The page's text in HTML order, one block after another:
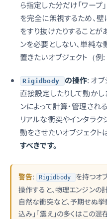
ら指定した分だけ「ワープ
を完全に無視するため、壁
をすり抜けたりすることが
ンを必要としない、単純
置きたいオブジェクト（例
Rigidbody の操作: オブ
直接設定したりして動か
ンによって計算・管理され
リアルな衝突やインタラク
動をさせたいオブジェクト
すべきです。
警告: Rigidbody を持つオ
操作すると、物理エンジンの
自然な衝突など、予期せぬ挙
込み」「震え」の多くはこの